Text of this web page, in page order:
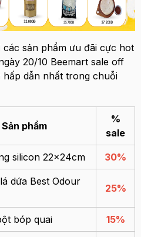
sản phẩm ưu đãi cực hot
20/10 Beemart sale off
dẫn nhất trong chuỗi
Sản phẩm
%
sale
silicon 22x24cm 30%
dứa Best Odour
25%
bóp quai 15%